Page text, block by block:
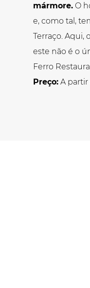
mármore.O
e, como tal,
Terraço. Aqui,
este não é o
Ferro
Preço:A partir